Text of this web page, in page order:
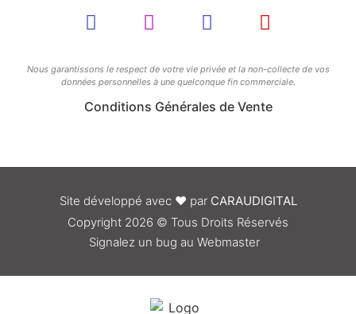
Nous garantissons le respect de votre vie privée et la non-collecte de vos
données personnelles à une quelconque fin commerciale.
Conditions Générales de Vente
Site développé avec ❤ par CARAUDIGITAL
Copyright 2026 © Tous Droits Réservés
Signalez un bug au Webmaster